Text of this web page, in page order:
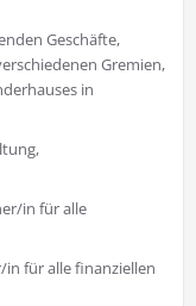
Geschäfte,
Gremien,
in
in für alle
für alle finanziellen